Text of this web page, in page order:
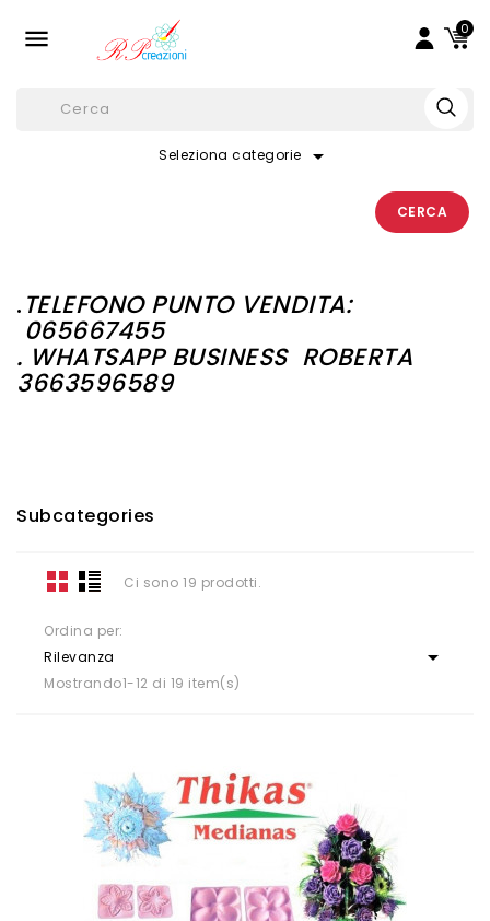
 0
Seleziona categorie arrow_drop_down
CERCA
.TELEFONO PUNTO VENDITA:
065667455
. WHATSAPP BUSINESS ROBERTA
3663596589
Subcategories
Ci sono 19 prodotti.
Ordina per:
Rilevanza

Mostrando1-12 di 19 item(s)